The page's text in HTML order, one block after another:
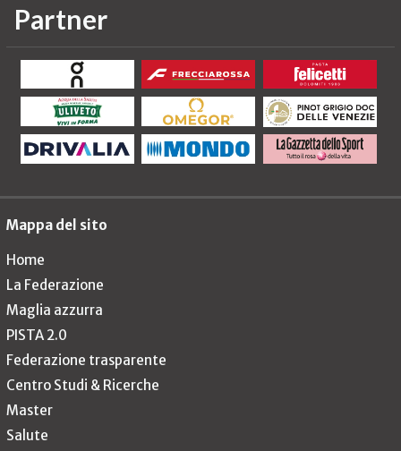
Partner
Mappa del sito
Home
La Federazione
Maglia azzurra
PISTA 2.0
Federazione trasparente
Centro Studi & Ricerche
Master
Salute